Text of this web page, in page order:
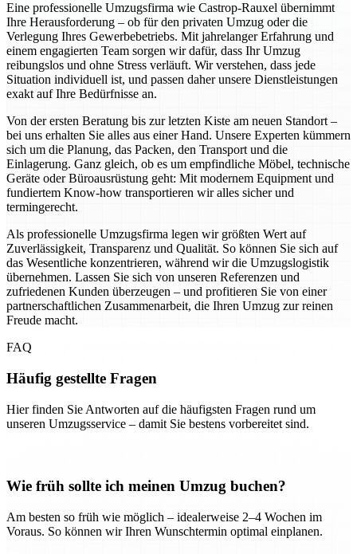
Eine professionelle Umzugsfirma wie Castrop-Rauxel übernimmt
Ihre Herausforderung – ob für den privaten Umzug oder die
Verlegung Ihres Gewerbebetriebs. Mit jahrelanger Erfahrung und
einem engagierten Team sorgen wir dafür, dass Ihr Umzug
reibungslos und ohne Stress verläuft. Wir verstehen, dass jede
Situation individuell ist, und passen daher unsere Dienstleistungen
exakt auf Ihre Bedürfnisse an.
Von der ersten Beratung bis zur letzten Kiste am neuen Standort –
bei uns erhalten Sie alles aus einer Hand. Unsere Experten kümmern
sich um die Planung, das Packen, den Transport und die
Einlagerung. Ganz gleich, ob es um empfindliche Möbel, technische
Geräte oder Büroausrüstung geht: Mit modernem Equipment und
fundiertem Know-how transportieren wir alles sicher und
termingerecht.
Als professionelle Umzugsfirma legen wir größten Wert auf
Zuverlässigkeit, Transparenz und Qualität. So können Sie sich auf
das Wesentliche konzentrieren, während wir die Umzugslogistik
übernehmen. Lassen Sie sich von unseren Referenzen und
zufriedenen Kunden überzeugen – und profitieren Sie von einer
partnerschaftlichen Zusammenarbeit, die Ihren Umzug zur reinen
Freude macht.
FAQ
Häufig gestellte Fragen
Hier finden Sie Antworten auf die häufigsten Fragen rund um
unseren Umzugsservice – damit Sie bestens vorbereitet sind.
Wie früh sollte ich meinen Umzug buchen?
Am besten so früh wie möglich – idealerweise 2–4 Wochen im
Voraus. So können wir Ihren Wunschtermin optimal einplanen.